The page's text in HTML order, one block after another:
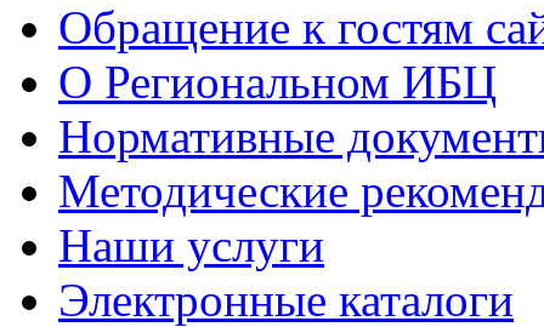
Обращение к гостям
О Региональном ИБЦ
Нормативные
Методические
Наши услуги
Электронные каталоги